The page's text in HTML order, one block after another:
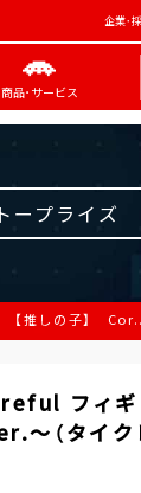
企業･
商品･サービス
ープライズ
【推しの子】
フィ
～（タイク